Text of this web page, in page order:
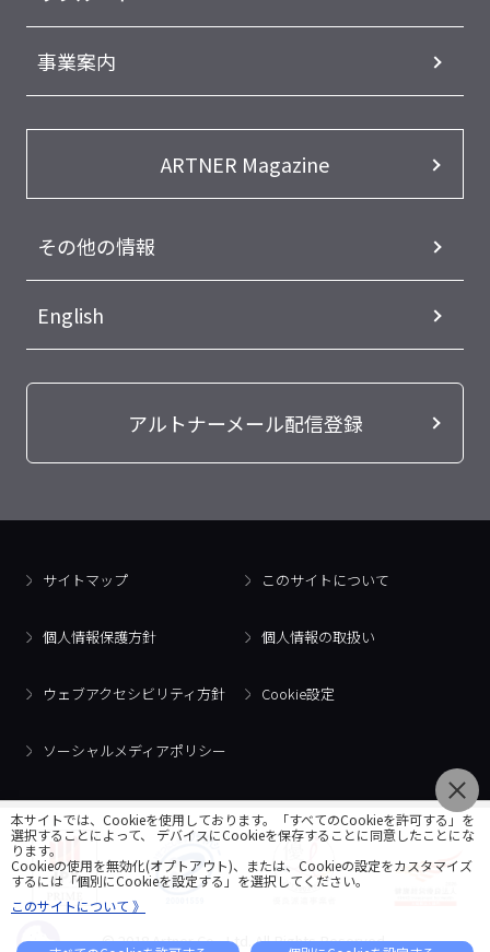
事業案内
ARTNER Magazine
その他の情報
English
アルトナーメール配信登録
サイトマップ このサイトについて
個人情報保護方針 個人情報の取扱い
ウェブアクセシビリティ方針 Cookie設定
ソーシャルメディアポリシー
© 2018 Artner Co., Ltd. All Rights Reserved.
本サイトでは、Cookieを使用しております。「すべてのCookieを許可する」を
選択することによって、 デバイスにCookieを保存することに同意したことにな
ります。
Cookieの使用を無効化(オプトアウト)、または、Cookieの設定をカスタマイズ
するには「個別にCookieを設定する」を選択してください。
このサイトについて 》